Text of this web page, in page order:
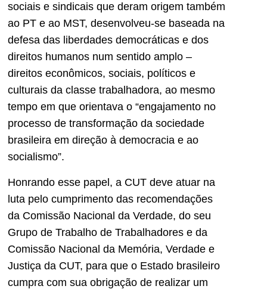
sociais e sindicais que deram origem também
ao PT e ao MST, desenvolveu-se baseada na
defesa das liberdades democráticas e dos
direitos humanos num sentido amplo –
direitos econômicos, sociais, políticos e
culturais da classe trabalhadora, ao mesmo
tempo em que orientava o “engajamento no
processo de transformação da sociedade
brasileira em direção à democracia e ao
socialismo”.
Honrando esse papel, a CUT deve atuar na
luta pelo cumprimento das recomendações
da Comissão Nacional da Verdade, do seu
Grupo de Trabalho de Trabalhadores e da
Comissão Nacional da Memória, Verdade e
Justiça da CUT, para que o Estado brasileiro
cumpra com sua obrigação de realizar um